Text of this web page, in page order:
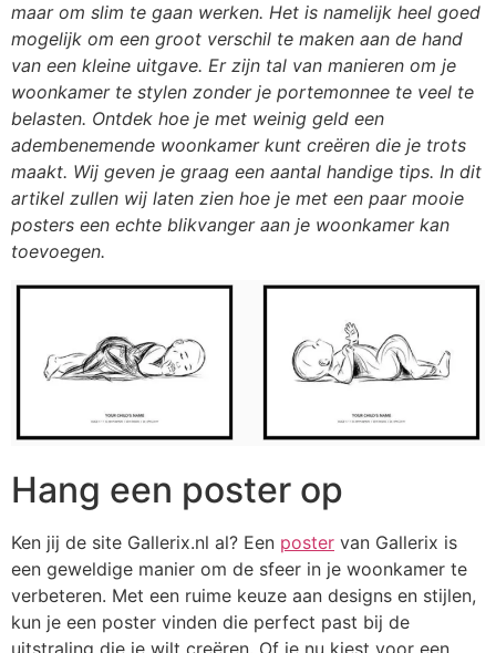
maar om slim te gaan werken. Het is namelijk heel goed
mogelijk om een groot verschil te maken aan de hand
van een kleine uitgave. Er zijn tal van manieren om je
woonkamer te stylen zonder je portemonnee te veel te
belasten. Ontdek hoe je met weinig geld een
adembenemende woonkamer kunt creëren die je trots
maakt. Wij geven je graag een aantal handige tips. In dit
artikel zullen wij laten zien hoe je met een paar mooie
posters een echte blikvanger aan je woonkamer kan
toevoegen.
Hang een poster op
Ken jij de site Gallerix.nl al? Een poster van Gallerix is
een geweldige manier om de sfeer in je woonkamer te
verbeteren. Met een ruime keuze aan designs en stijlen,
kun je een poster vinden die perfect past bij de
uitstraling die je wilt creëren. Of je nu kiest voor een